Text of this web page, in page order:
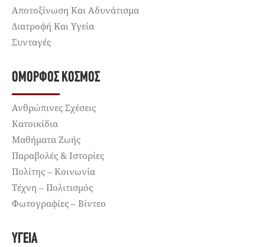
Αποτοξίνωση Και Αδυνάτισμα
Διατροφή Και Υγεία
Συνταγές
ΌΜΟΡΦΟΣ ΚΌΣΜΟΣ
Ανθρώπινες Σχέσεις
Κατοικίδια
Μαθήματα Ζωής
Παραβολές & Ιστορίες
Πολίτης – Κοινωνία
Τέχνη – Πολιτισμός
Φωτογραφίες – Βίντεο
ΥΓΕΊΑ